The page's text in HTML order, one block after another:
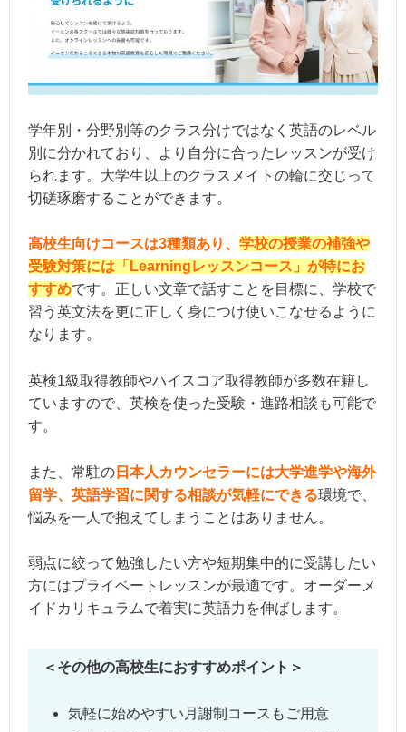
学年別・分野別等のクラス分けではなく英語のレベル
別に分かれており、より自分に合ったレッスンが受け
られます。大学生以上のクラスメイトの輪に交じって
切磋琢磨することができます。
高校生向けコースは3種類あり、 学校の授業の補強や
受験対策には「Learningレッスンコース」が特にお
すすめです。正しい文章で話すことを目標に、学校で
習う英文法を更に正しく身につけ使いこなせるように
なります。
英検1級取得教師やハイスコア取得教師が多数在籍し
ていますので、英検を使った受験・進路相談も可能で
す。
また、常駐の 日本人カウンセラーには大学進学や海外
留学、英語学習に関する相談が気軽にできる環境で、
悩みを一人で抱えてしまうことはありません。
弱点に絞って勉強したい方や短期集中的に受講したい
方にはプライベートレッスンが最適です。オーダーメ
イドカリキュラムで着実に英語力を伸ばします。
＜その他の高校生におすすめポイント＞
気軽に始めやすい月謝制コースもご用意